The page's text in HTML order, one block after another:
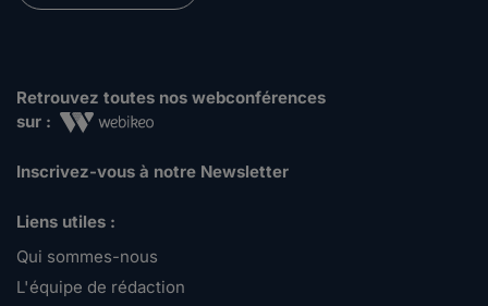
Retrouvez toutes nos webconférences
sur :
Inscrivez-vous à notre Newsletter
Liens utiles :
Qui sommes-nous
L'équipe de rédaction